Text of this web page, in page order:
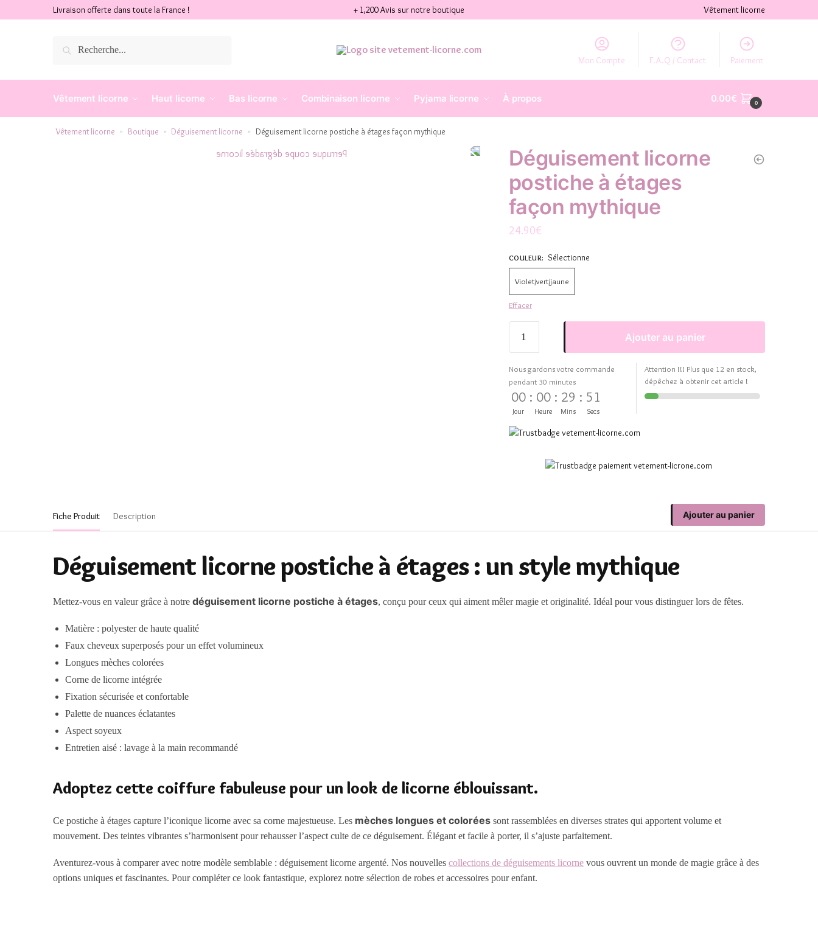
Livraison offerte dans toute la France ! + 1,200 Avis sur notre boutique Vêtement licorne
Recherche Mon Compte F.A.Q / Contact Paiement
Vêtement licorne Haut licorne Bas licorne Combinaison licorne Pyjama licorne À propos 0.00€ 0
Vêtement licorne » Boutique » Déguisement licorne » Déguisement licorne postiche à étages façon mythique
Déguisement licorne
postiche à étages
façon mythique
24.90€
COULEUR: Sélectionne
Violet/vert/jaune
Effacer
Ajouter au panier
Nous gardons votre commande
pendant 30 minutes
00
Jour
: 00
Heure
: 29
Mins
: 51
Secs
Attention !!! Plus que 12 en stock,
dépêchez à obtenir cet article !
Fiche Produit Description Ajouter au panier
Déguisement licorne postiche à étages : un style mythique
Mettez-vous en valeur grâce à notredéguisement licorne postiche à étages, conçu pour ceux qui aiment mêler magie et originalité. Idéal pour vous distinguer lors de fêtes.
Matière : polyester de haute qualité
Faux cheveux superposés pour un effet volumineux
Longues mèches colorées
Corne de licorne intégrée
Fixation sécurisée et confortable
Palette de nuances éclatantes
Aspect soyeux
Entretien aisé : lavage à la main recommandé
Adoptez cette coiffure fabuleuse pour un look de licorne éblouissant.
Cepostiche à étages capture l’iconique licorne avec sa corne majestueuse. Les mèches longues et colorées sont rassemblées en diverses strates qui apportent volume et
mouvement. Des teintes vibrantes s’harmonisent pour rehausser l’aspect culte de ce déguisement. Élégant et facile à porter, il s’ajuste parfaitement.
Aventurez-vous à comparer avec notre modèle semblable : déguisement licorne argenté. Nos nouvellescollections de déguisements licorne vous ouvrent un monde de magie grâce à des
options uniques et fascinantes. Pour compléter ce look fantastique, explorez notre sélection de robes et accessoires pour enfant.